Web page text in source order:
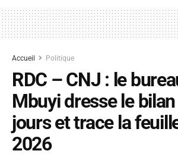
Accueil Politique
RDC – CNJ : le
Mbuyi dresse le
jours et trace la
2026